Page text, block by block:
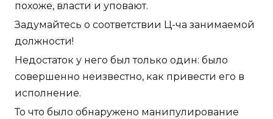
похоже, власти и уповают.
Задумайтесь о соответствии Ц-ча занимаемой
должности!
Недостаток у него был только один: было
совершенно неизвестно, как привести его в
исполнение.
То что было обнаружено манипулирование